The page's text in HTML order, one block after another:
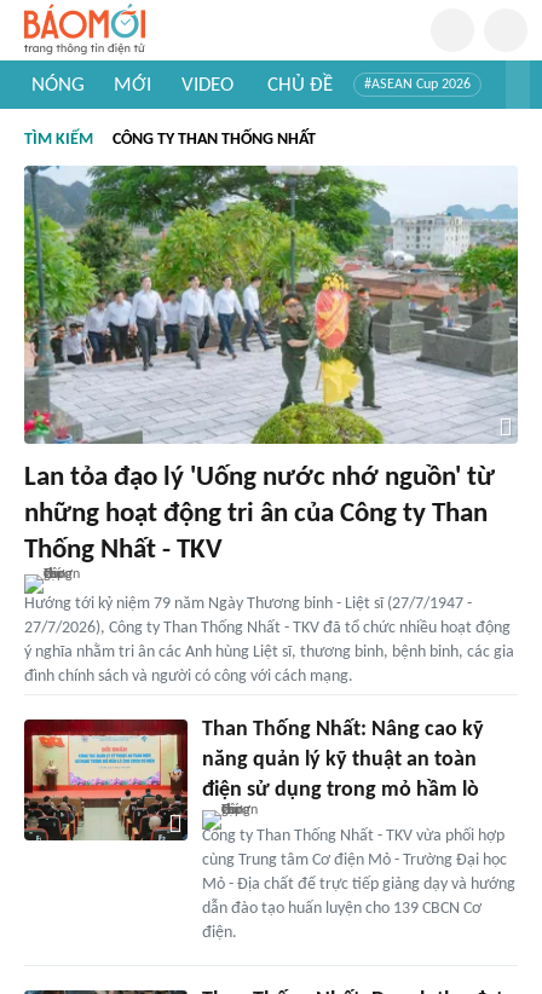
NÓNG MỚI VIDEO CHỦ ĐỀ #ASEAN Cup 2026
#Khám phá thế giới
TÌM KIẾM CÔNG TY THAN THỐNG NHẤT
Lan tỏa đạo lý 'Uống nước nhớ nguồn' từ
những hoạt động tri ân của Công ty Than
Thống Nhất - TKV
Hướng tới kỷ niệm 79 năm Ngày Thương binh - Liệt sĩ (27/7/1947 -
27/7/2026), Công ty Than Thống Nhất - TKV đã tổ chức nhiều hoạt động
ý nghĩa nhằm tri ân các Anh hùng Liệt sĩ, thương binh, bệnh binh, các gia
đình chính sách và người có công với cách mạng.
Than Thống Nhất: Nâng cao kỹ
năng quản lý kỹ thuật an toàn
điện sử dụng trong mỏ hầm lò
Công ty Than Thống Nhất - TKV vừa phối hợp
cùng Trung tâm Cơ điện Mỏ - Trường Đại học
Mỏ - Địa chất để trực tiếp giảng dạy và hướng
dẫn đào tạo huấn luyện cho 139 CBCN Cơ
điện.